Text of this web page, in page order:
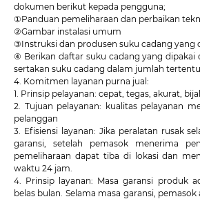
dokumen berikut kepada pengguna;
①Panduan pemeliharaan dan perbaikan
②Gambar instalasi umum
③Instruksi dan produsen suku cadang yang
④ Berikan daftar suku cadang yang dipakai
sertakan suku cadang dalam jumlah tertentu
4. Komitmen layanan purna jual:
1. Prinsip pelayanan: cepat, tegas, akurat,
2. Tujuan pelayanan: kualitas pelayanan
pelanggan
3. Efisiensi layanan: Jika peralatan rusak
garansi, setelah pemasok menerima
pemeliharaan dapat tiba di lokasi dan
waktu 24 jam.
4. Prinsip layanan: Masa garansi produk
belas bulan. Selama masa garansi,